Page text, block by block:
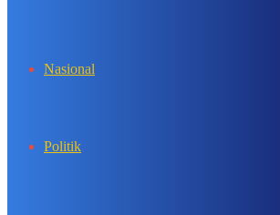
Nasional
Politik